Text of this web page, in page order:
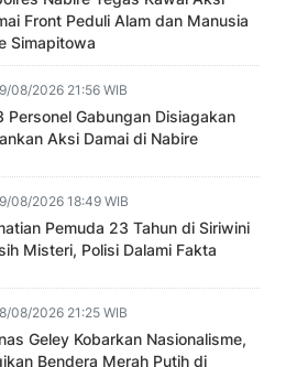
Front Peduli Alam dan Manusia
Simapitowa
08/2026 21:56 WIB
Personel Gabungan Disiagakan
Aksi Damai di Nabire
08/2026 18:49 WIB
Pemuda 23 Tahun di Siriwini
Misteri, Polisi Dalami Fakta
08/2026 21:25 WIB
Geley Kobarkan Nasionalisme,
Bendera Merah Putih di